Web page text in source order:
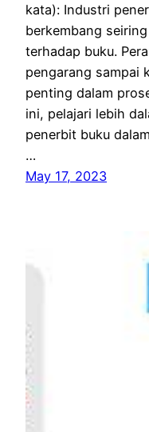
kata): Industri
berkembang
terhadap buku.
pengarang sampai
penting dalam
ini, pelajari lebih
penerbit buku
…
May 17, 2023